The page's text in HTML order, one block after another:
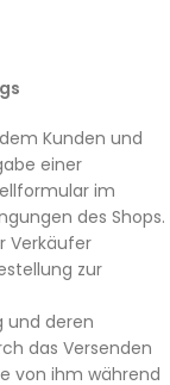
Kunden und
einer
im
des Shops.
Verkäufer
zur
und deren
das Versenden
von ihm während